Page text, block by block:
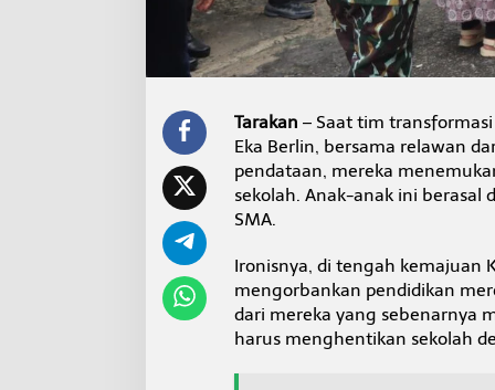
e
k
o
l
Tarakan – Saat tim transformasi
Eka Berlin, bersama relawan
pendataan, mereka
sekolah. Anak-anak ini berasal
SMA.
Ironisnya, di tengah kemajuan
mengorbankan pendidikan
dari mereka yang sebenarnya
harus menghentikan sekolah